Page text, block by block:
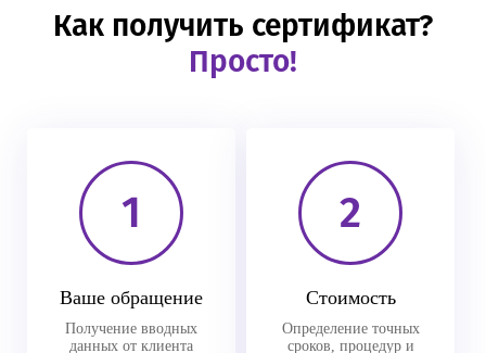
Как получить сертификат?
Просто!
1
Ваше обращение
Получение вводных
данных от клиента
2
Стоимость
Определение точных
сроков, процедур и